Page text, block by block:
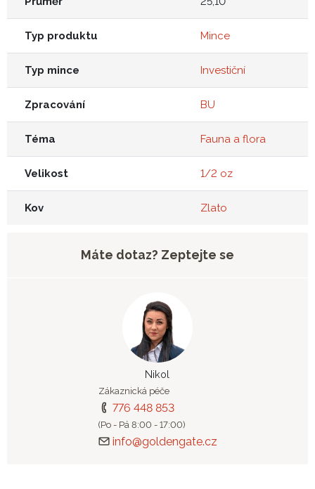
Typ produktu Mince
Typ mince Investiční
Zpracování BU
Téma Fauna a flora
Velikost 1/2 oz
Kov Zlato
Máte dotaz? Zeptejte se
Nikol
Zákaznická péče
776 448 853
(Po - Pá 8:00 - 17:00)
info@goldengate.cz